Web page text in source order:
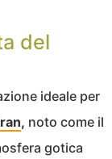
del
ideale per
, noto come il
gotica